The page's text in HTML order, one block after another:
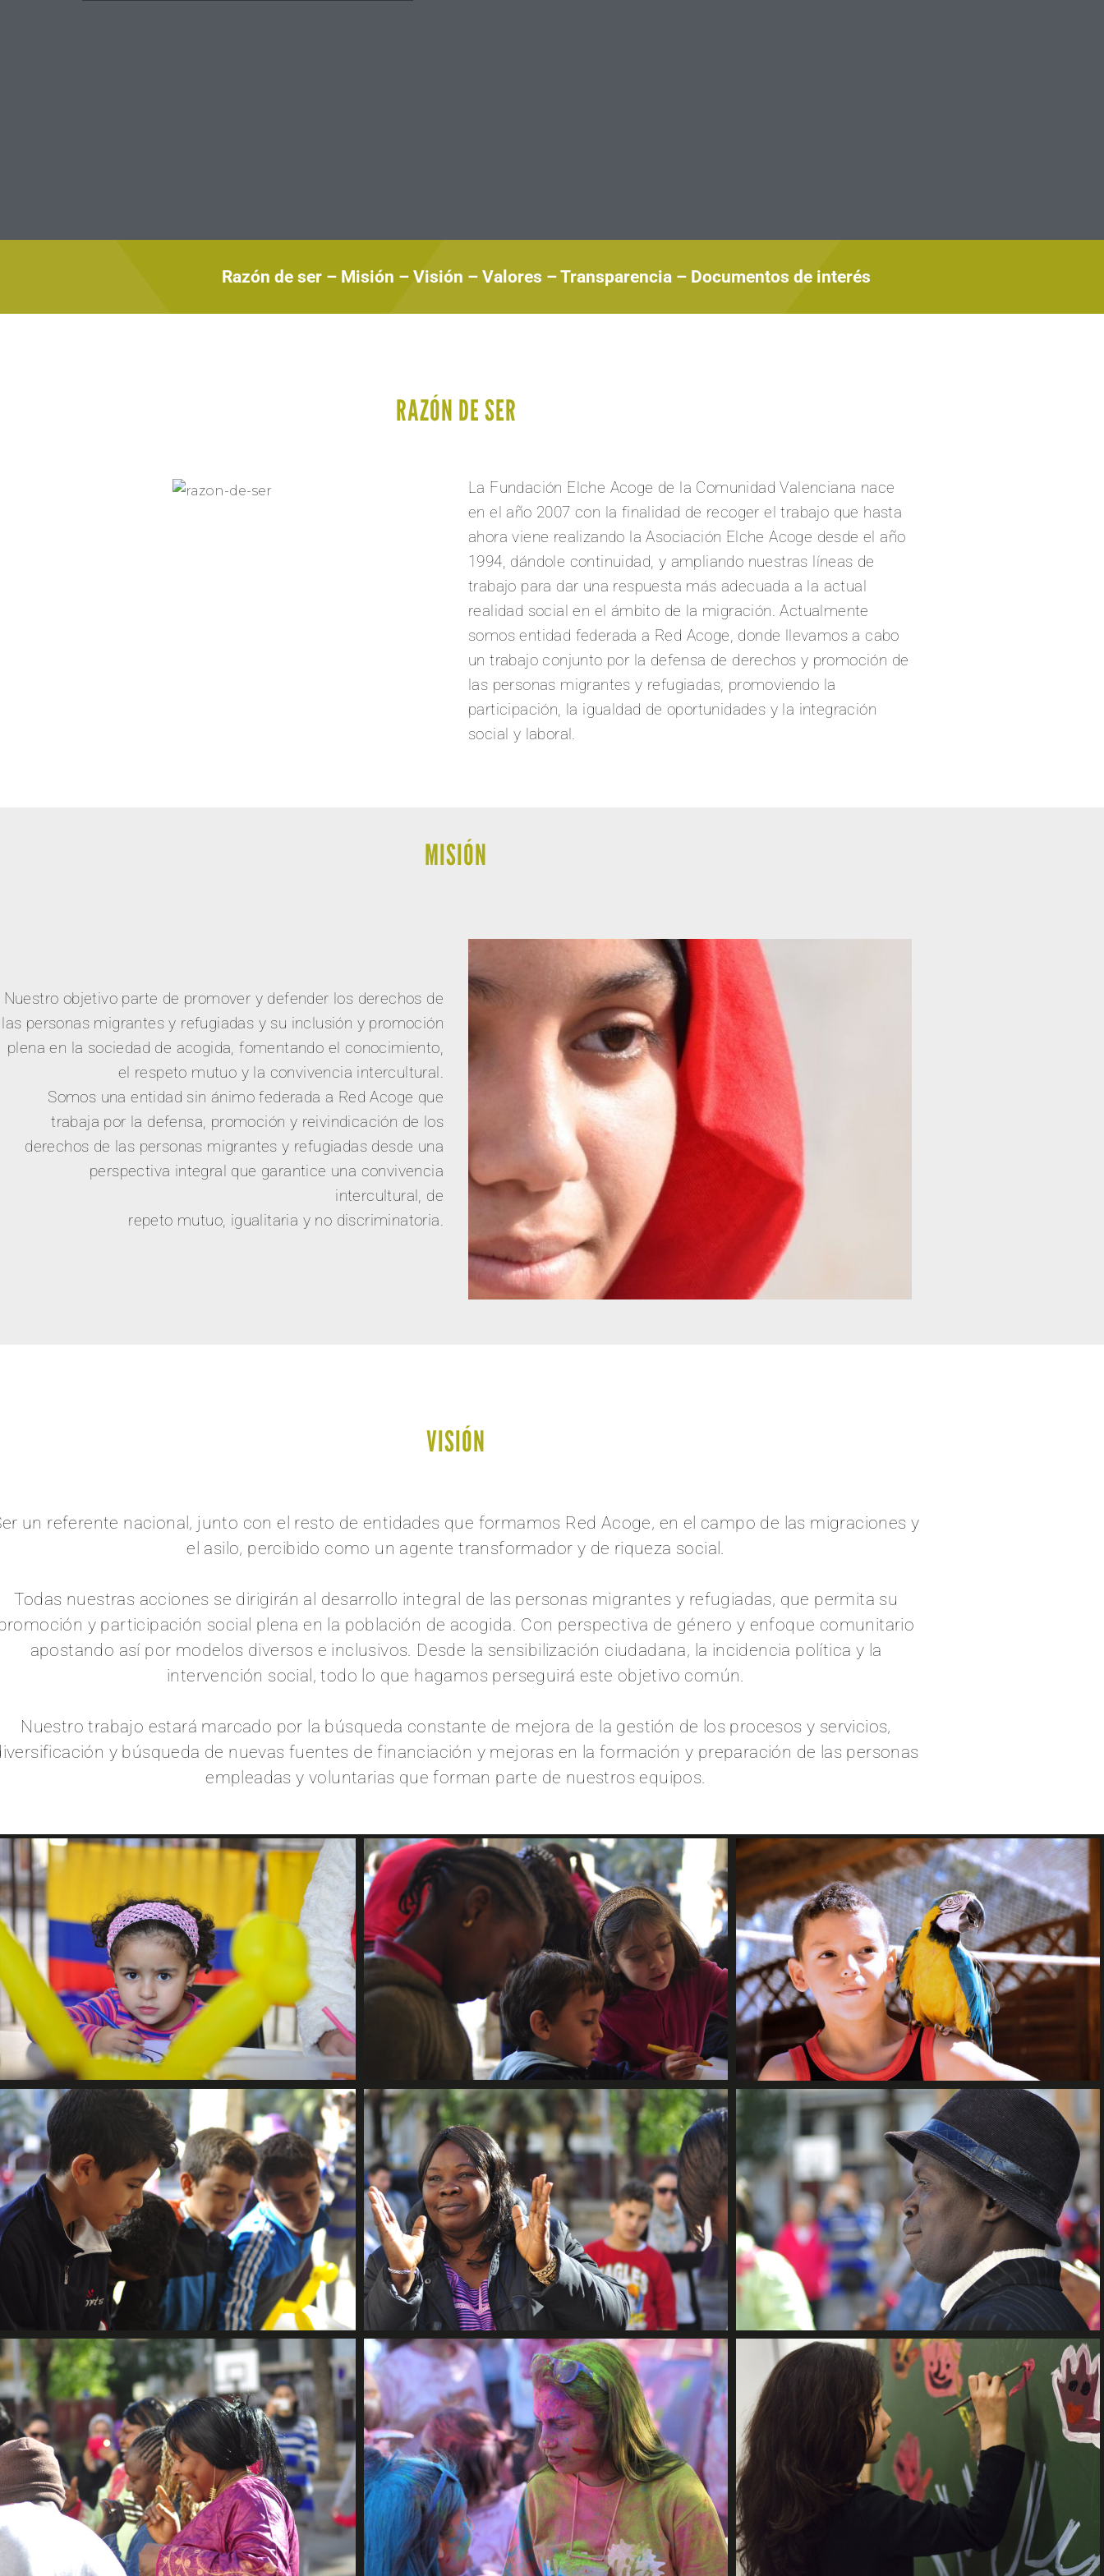
Razón de ser – Misión – Visión – Valores – Transparencia – Documentos de interés
RAZÓN DE SER
La Fundación Elche Acoge de la Comunidad Valenciana nace
en el año 2007 con la finalidad de recoger el trabajo que hasta
ahora viene realizando la Asociación Elche Acoge desde el año
1994, dándole continuidad, y ampliando nuestras líneas de
trabajo para dar una respuesta más adecuada a la actual
realidad social en el ámbito de la migración. Actualmente
somos entidad federada a Red Acoge, donde llevamos a cabo
un trabajo conjunto por la defensa de derechos y promoción de
las personas migrantes y refugiadas, promoviendo la
participación, la igualdad de oportunidades y la integración
social y laboral.
MISIÓN
Nuestro objetivo parte de promover y defender los derechos de
las personas migrantes y refugiadas y su inclusión y promoción
plena en la sociedad de acogida, fomentando el conocimiento,
el respeto mutuo y la convivencia intercultural.
Somos una entidad sin ánimo federada a Red Acoge que
trabaja por la defensa, promoción y reivindicación de los
derechos de las personas migrantes y refugiadas desde una
perspectiva integral que garantice una convivencia
intercultural, de
repeto mutuo, igualitaria y no discriminatoria.
VISIÓN
un referente nacional, junto con el resto de entidades que formamos Red Acoge, en el campo de las migraciones y
el asilo, percibido como un agente transformador y de riqueza social.
Todas nuestras acciones se dirigirán al desarrollo integral de las personas migrantes y refugiadas, que permita su
y participación social plena en la población de acogida. Con perspectiva de género y enfoque comunitario
apostando así por modelos diversos e inclusivos. Desde la sensibilización ciudadana, la incidencia política y la
intervención social, todo lo que hagamos perseguirá este objetivo común.
Nuestro trabajo estará marcado por la búsqueda constante de mejora de la gestión de los procesos y servicios,
y búsqueda de nuevas fuentes de financiación y mejoras en la formación y preparación de las personas
empleadas y voluntarias que forman parte de nuestros equipos.